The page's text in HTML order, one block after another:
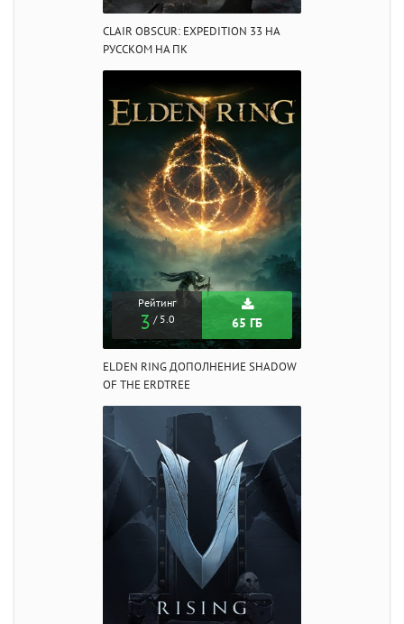
CLAIR OBSCUR: EXPEDITION 33 НА
РУССКОМ НА ПК
Рейтинг
3 / 5.0 65 ГБ
ELDEN RING ДОПОЛНЕНИЕ SHADOW
OF THE ERDTREE